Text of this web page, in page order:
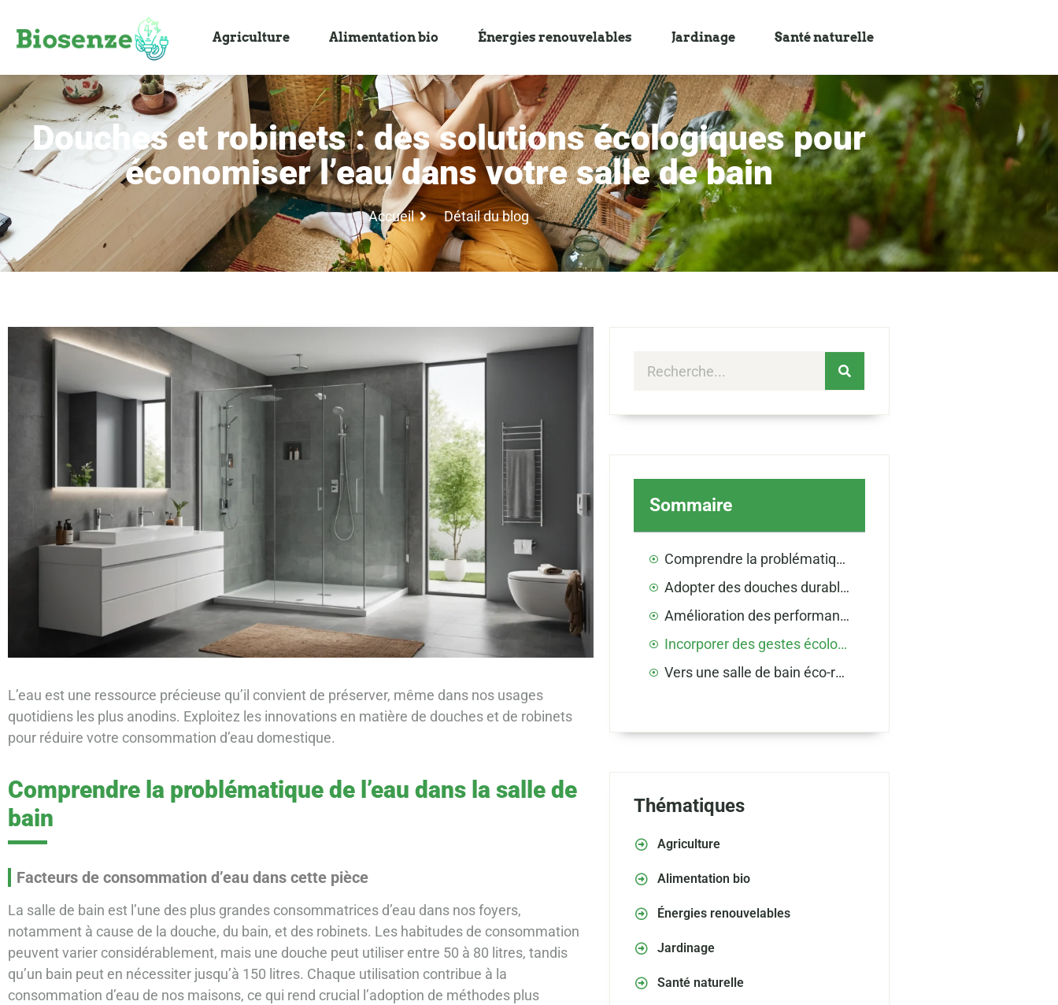
Agriculture Alimentation bio Énergies renouvelables Jardinage Santé naturelle
Douches et robinets : des solutions écologiques pour
économiser l’eau dans votre salle de bain
Accueil Détail du blog
L’eau est une ressource précieuse qu’il convient de préserver, même dans nos usages
quotidiens les plus anodins. Exploitez les innovations en matière de douches et de robinets
pour réduire votre consommation d’eau domestique.
Comprendre la problématique de l’eau dans la salle de
bain
Facteurs de consommation d’eau dans cette pièce
La salle de bain est l’une des plus grandes consommatrices d’eau dans nos foyers,
notamment à cause de la douche, du bain, et des robinets. Les habitudes de consommation
peuvent varier considérablement, mais une douche peut utiliser entre 50 à 80 litres, tandis
qu’un bain peut en nécessiter jusqu’à 150 litres. Chaque utilisation contribue à la
consommation d’eau de nos maisons, ce qui rend crucial l’adoption de méthodes plus
Sommaire
Comprendre la problématique de l’eau dans la salle de bain
Adopter des douches durables
Amélioration des performances des robinets
Incorporer des gestes écologiques dans sa routine quotidienne
Vers une salle de bain éco-responsable : solutions globales
Thématiques
Agriculture
Alimentation bio
Énergies renouvelables
Jardinage
Santé naturelle